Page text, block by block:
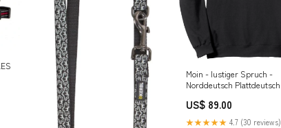
Moin - lustiger Spruch -
Norddeutsch Plattdeutsch
US$ 89.00
★★★★★ 4.7 (30 reviews)